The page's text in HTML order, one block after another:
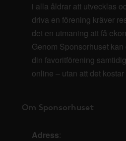
i alla åldrar att utvecklas
driva en förening kräver
det en utmaning att få
Genom Sponsorhuset
din favoritförening
online – utan att det
Om Sponsorhuset
Adress: